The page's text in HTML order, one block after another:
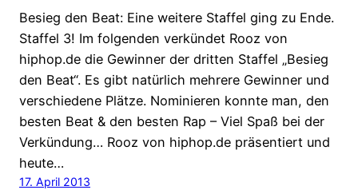
Besieg den Beat: Eine weitere Staffel ging zu Ende.
Staffel 3! Im folgenden verkündet Rooz von
hiphop.de die Gewinner der dritten Staffel „Besieg
den Beat“. Es gibt natürlich mehrere Gewinner und
verschiedene Plätze. Nominieren konnte man, den
besten Beat & den besten Rap – Viel Spaß bei der
Verkündung… Rooz von hiphop.de präsentiert und
heute…
17. April 2013